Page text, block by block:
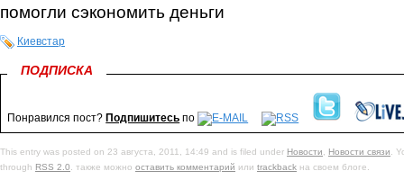
помогли сэкономить деньги
Киевстар
ПОДПИСКА
Понравился пост? Подпишитесь по
This entry was posted on 23 августа, 2011, 14:49 and is filed under Новости, Новости связи.
through RSS 2.0. также можно оставить комментарий или trackback на своем блоге.